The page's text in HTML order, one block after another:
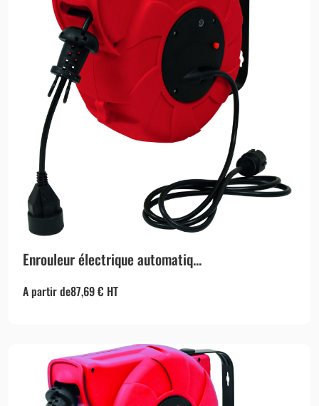
Enrouleur électrique automatiq...
A partir de87,69€ HT